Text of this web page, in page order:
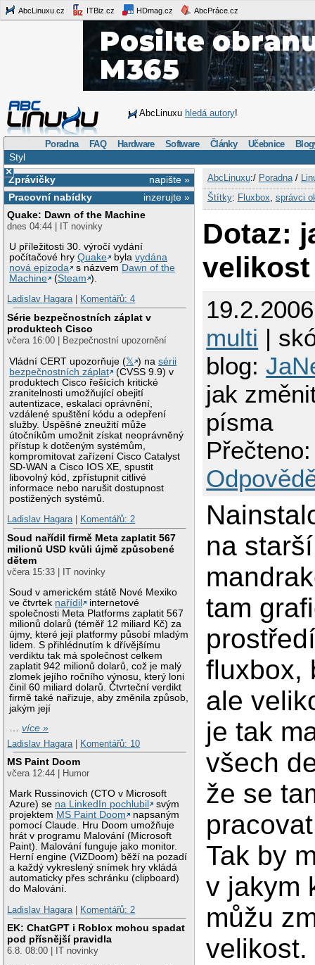
AbcLinuxu.cz ITBiz.cz HDmag.cz AbcPráce.cz
AbcLinuxu hledá autory!
Poradna FAQ Hardware Software Články Učebnice
Styl
×
napište »
Zprávičky
inzerujte »
Pracovní nabídky
Quake: Dawn of the Machine
dnes 04:44 | IT novinky
U příležitosti 30. výročí vydání
počítačové hryQuake bylavydána
nová epizoda
s názvem Dawn of the
Machine
(Steam ).
Ladislav Hagara| Komentářů: 4
Série bezpečnostních záplat v
produktech Cisco
včera 16:00 | Bezpečnostní upozornění
Vládní CERT upozorňuje (𝕏 ) nasérii
bezpečnostních záplat
(CVSS 9.9) v
produktech Cisco řešících kritické
zranitelnosti umožňující obejití
autentizace, eskalaci oprávnění,
vzdálené spuštění kódu a odepření
služby. Úspěšné zneužití může
útočníkům umožnit získat neoprávněný
přístup k dotčeným systémům,
kompromitovat zařízení Cisco Catalyst
SD-WAN a Cisco IOS XE, spustit
libovolný kód, zpřístupnit citlivé
informace nebo narušit dostupnost
postižených systémů.
Ladislav Hagara| Komentářů: 2
Soud nařídil firmě Meta zaplatit 567
milionů USD kvůli újmě způsobené
dětem
včera 15:33 | IT novinky
Soud v americkém státě Nové Mexiko
ve čtvrtek nařídil
internetové
společnosti Meta Platforms zaplatit 567
milionů dolarů (téměř 12 miliard Kč) za
újmy, které její platformy působí mladým
lidem. S přihlédnutím k dřívějšímu
verdiktu tak má společnost celkem
zaplatit 942 milionů dolarů, což je malý
zlomek jejího ročního výnosu, který loni
činil 60 miliard dolarů. Čtvrteční verdikt
firmě také nařizuje, aby změnila způsob,
jakým její
…více »
Ladislav Hagara
Komentářů: 10
MS Paint Doom
včera 12:44 | Humor
Mark Russinovich (CTO v Microsoft
Azure) se na LinkedIn pochlubil
svým
projektem MS Paint Doom
napsaným
pomocí Claude. Hru Doom umožňuje
hrát v programu Malování (Microsoft
Paint). Malování funguje jako monitor.
Herní engine (ViZDoom) běží na pozadí
a každý vykreslený snímek hry vkládá
automaticky přes schránku (clipboard)
do Malování.
Ladislav Hagara
Komentářů: 2
EK: ChatGPT i Roblox mohou spadat
pod přísnější pravidla
6.8. 08:00 | IT novinky
AbcLinuxu:/ Poradna/
Štítky: Fluxbox správci
Dotaz:
multi |
blog:
jak
písma
na
tam
fluxbox,
ale
je tak
všech
že se
Tak by
v jakym
můžu
velikost.